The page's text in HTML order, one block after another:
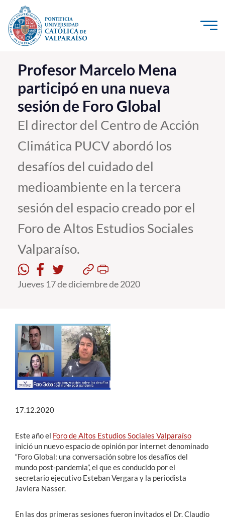
Click acá para ir directamente al contenido
La Universidad
Investigación, Creación e Innovación
PUCV Internacional
Vinculación con el Medio
Admisión
Pregrado
Estudiantes
Académicos
Funcionarios
English
Profesor Marcelo Mena
participó en una nueva
sesión de Foro Global
El director del Centro de Acción
Climática PUCV abordó los
desafíos del cuidado del
medioambiente en la tercera
sesión del espacio creado por el
Foro de Altos Estudios Sociales
Valparaíso.
Jueves 17 de diciembre de 2020
17.12.2020
Este año el Foro de Altos Estudios Sociales Valparaíso
inició un nuevo espacio de opinión por internet denominado
“Foro Global: una conversación sobre los desafíos del
mundo post-pandemia”, el que es conducido por el
secretario ejecutivo Esteban Vergara y la periodista
Javiera Nasser.
En las dos primeras sesiones fueron invitados el Dr. Claudio